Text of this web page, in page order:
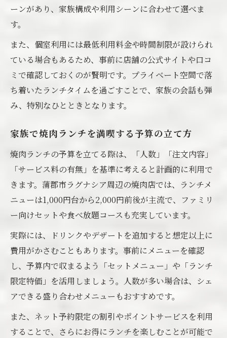
ーンがあり、家族構成や利用シーンに合わせて選べま
す。
また、個室利用には最低利用料金や時間制限が設けられ
ている場合もあるため、事前に店舗の公式サイトや口コ
ミで確認しておくのが賢明です。プライベート空間で落
ち着いたランチタイムを過ごすことで、家族の会話も弾
み、特別なひとときとなります。
家族で焼肉ランチを満喫する予算の立て方
焼肉ランチの予算を立てる際は、「人数」「注文内容」
「サービス料の有無」を基準に考えると計画的に利用で
きます。蒲郡市ラグナシア周辺の焼肉店では、ランチメ
ニューは1,000円台から2,000円前後が主流で、ファミリ
ー向けセットや食べ放題コースも充実しています。
実際には、ドリンクやデザートを追加すると想定以上に
費用がかさむこともあります。事前にメニューを確認
し、予算内で収まるよう「セットメニュー」や「ランチ
限定特価」を活用しましょう。人数が多い場合は、シェ
アできる盛り合わせメニューもおすすめです。
また、ネット予約限定の割引やポイントサービスを利用
することで、さらにお得にランチを楽しむことが可能で